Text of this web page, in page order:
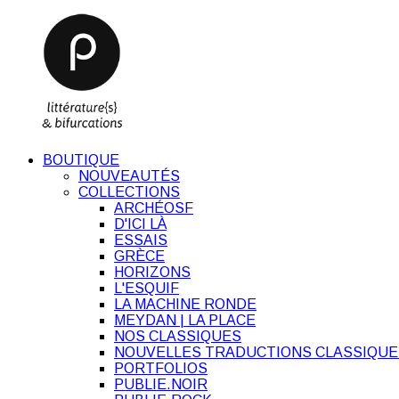
BOUTIQUE
NOUVEAUTÉS
COLLECTIONS
ARCHÉOSF
D'ICI LÀ
ESSAIS
GRÈCE
HORIZONS
L'ESQUIF
LA MACHINE RONDE
MEYDAN | LA PLACE
NOS CLASSIQUES
NOUVELLES TRADUCTIONS
PORTFOLIOS
PUBLIE.NOIR